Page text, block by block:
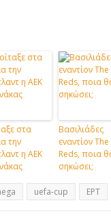
στα
την
η ΑΕΚ
Βασιλιάδες
εναντίον The
Reds, ποια
σηκώσει;
uefa-cup ΕΡΤ